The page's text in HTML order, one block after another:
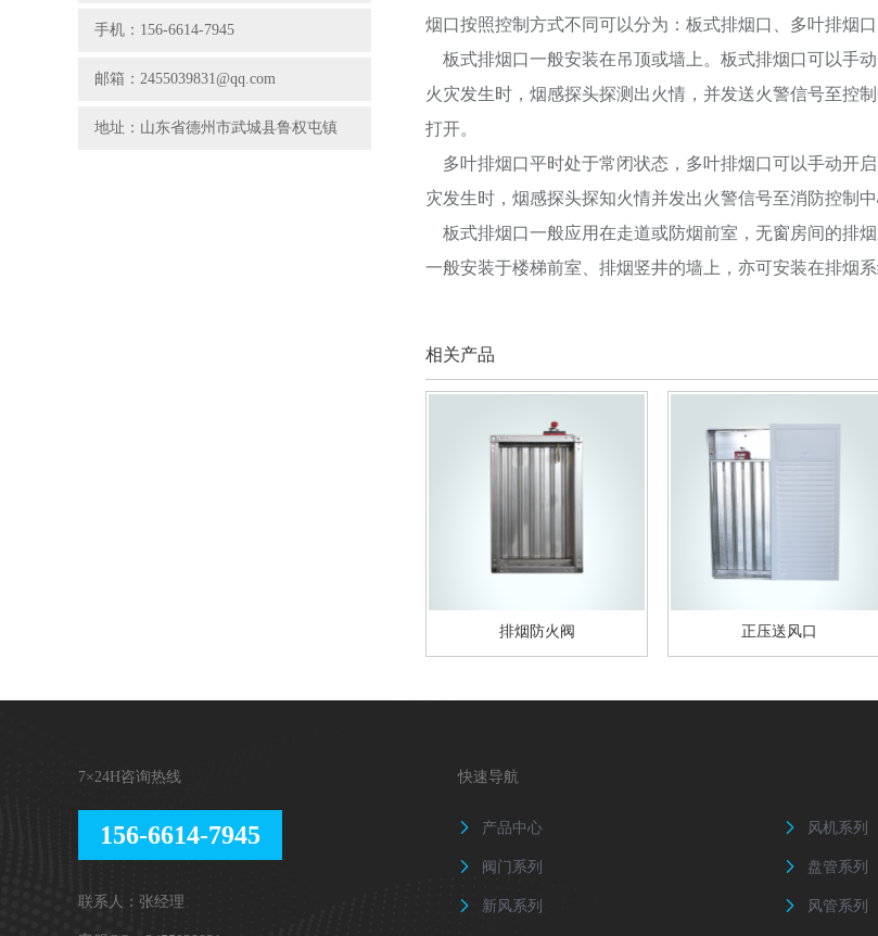
手机：156-6614-7945
邮箱：2455039831@qq.com
地址：山东省德州市武城县鲁权屯镇
烟口按照控制方式不同可以分为：板式排烟口、多叶排烟
板式排烟口一般安装在吊顶或墙上。板式排烟口可以手
火灾发生时，烟感探头探测出火情，并发送火警信号至控
打开。
多叶排烟口平时处于常闭状态，多叶排烟口可以手动开
灾发生时，烟感探头探知火情并发出火警信号至消防控制
板式排烟口一般应用在走道或防烟前室，无窗房间的排
一般安装于楼梯前室、排烟竖井的墙上，亦可安装在排烟系
相关产品
排烟防火阀 正压送风口
7×24H咨询热线
156-6614-7945
联系人：张经理
快速导航
 产品中心  风机系列
 阀门系列  盘管系列
 新风系列  风管系列